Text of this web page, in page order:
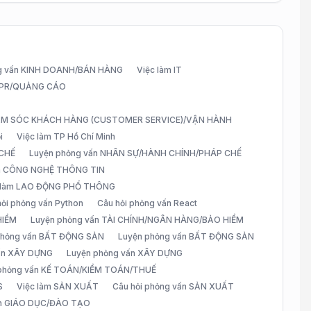
vấn KINH DOANH/BÁN HÀNG
Việc làm IT
QUẢNG CÁO
SÓC KHÁCH HÀNG (CUSTOMER SERVICE)/VẬN HÀNH
Việc làm TP Hồ Chí Minh
Luyện phỏng vấn NHÂN SỰ/HÀNH CHÍNH/PHÁP CHẾ
NGHỆ THÔNG TIN
LAO ĐỘNG PHỔ THÔNG
phỏng vấn Python
Câu hỏi phỏng vấn React
Luyện phỏng vấn TÀI CHÍNH/NGÂN HÀNG/BẢO HIỂM
vấn BẤT ĐỘNG SẢN
Luyện phỏng vấn BẤT ĐỘNG SẢN
XÂY DỰNG
Luyện phỏng vấn XÂY DỰNG
vấn KẾ TOÁN/KIỂM TOÁN/THUẾ
Việc làm SẢN XUẤT
Câu hỏi phỏng vấn SẢN XUẤT
GIÁO DỤC/ĐÀO TẠO